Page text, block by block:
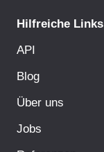
Hilfreiche Links
API
Blog
Über uns
Jobs